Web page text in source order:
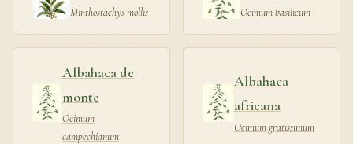
Minthostachys mollis Ocimum basilicum
Albahaca de
monte
Ocimum
campechianum
Albahaca
africana
Ocimum gratissimum